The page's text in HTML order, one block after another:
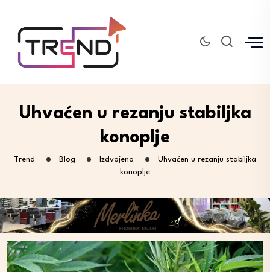
Uhvaćen u rezanju stabiljka
konoplje
Trend Blog Izdvojeno
Uhvaćen u rezanju stabiljka
konoplje